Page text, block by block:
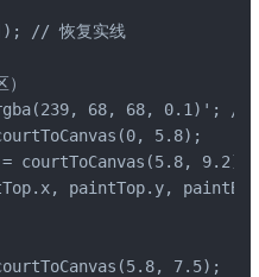
// 恢复实线
68, 68, 0.1)'; //
5.8);
courtToCanvas(5.8, 9.2);
paintTop.y,
7.5);